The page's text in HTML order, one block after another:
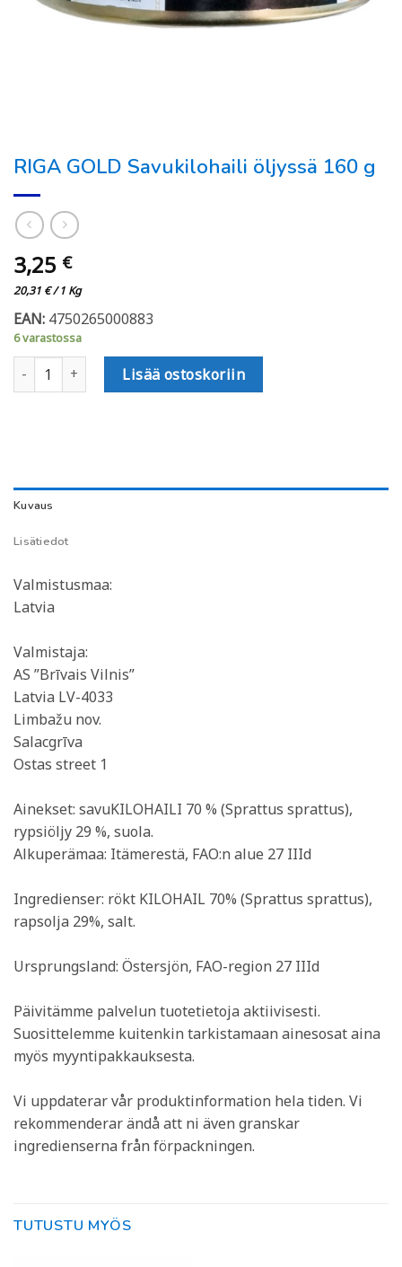
RIGA GOLD Savukilohaili öljyssä 160 g
3,25 €
20,31 €/ 1 Kg
EAN: 4750265000883
6 varastossa
RIGA GOLD Savukilohaili öljyssä 160 g määrä
Lisää ostoskoriin
Kuvaus
Lisätiedot
Valmistusmaa:
Latvia
Valmistaja:
AS ”Brīvais Vilnis”
Latvia LV-4033
Limbažu nov.
Salacgrīva
Ostas street 1
Ainekset: savuKILOHAILI 70 % (Sprattus sprattus),
rypsiöljy 29 %, suola.
Alkuperämaa: Itämerestä, FAO:n alue 27 IIId
Ingredienser: rökt KILOHAIL 70% (Sprattus sprattus),
rapsolja 29%, salt.
Ursprungsland: Östersjön, FAO-region 27 IIId
Päivitämme palvelun tuotetietoja aktiivisesti.
Suosittelemme kuitenkin tarkistamaan ainesosat aina
myös myyntipakkauksesta.
Vi uppdaterar vår produktinformation hela tiden. Vi
rekommenderar ändå att ni även granskar
ingredienserna från förpackningen.
TUTUSTU MYÖS